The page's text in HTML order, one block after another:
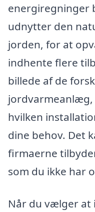
energiregninger
udnytter den
jorden, for at
indhente flere
billede af de
jordvarmeanlæg,
hvilken
dine behov. Det
firmaerne
som du ikke har
Når du vælger at